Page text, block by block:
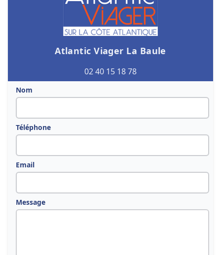
Atlantic Viager La Baule
02 40 15 18 78
Nom
Téléphone
Email
Message